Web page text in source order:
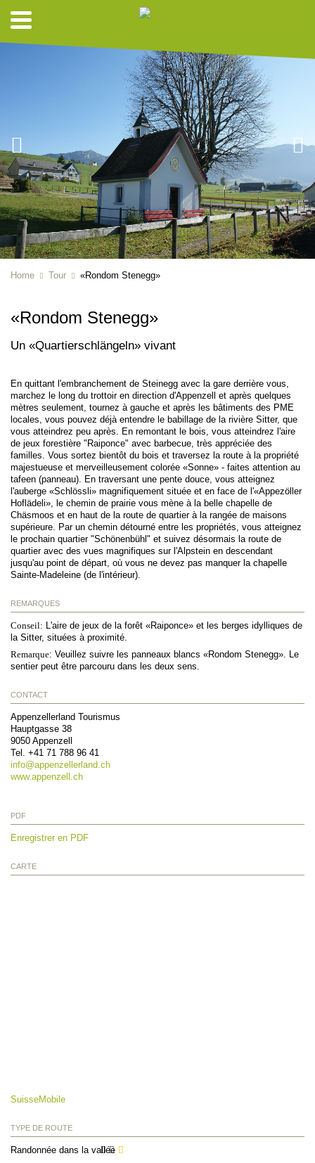
Home Tour «Rondom Stenegg»
«Rondom Stenegg»
Un «Quartierschlängeln» vivant
En quittant l'embranchement de Steinegg avec la gare derrière vous,
marchez le long du trottoir en direction d'Appenzell et après quelques
mètres seulement, tournez à gauche et après les bâtiments des PME
locales, vous pouvez déjà entendre le babillage de la rivière Sitter, que
vous atteindrez peu après. En remontant le bois, vous atteindrez l'aire
de jeux forestière "Raiponce" avec barbecue, très appréciée des
familles. Vous sortez bientôt du bois et traversez la route à la propriété
majestueuse et merveilleusement colorée «Sonne» - faites attention au
tafeen (panneau). En traversant une pente douce, vous atteignez
l'auberge «Schlössli» magnifiquement située et en face de l'«Appezöller
Hoflädeli», le chemin de prairie vous mène à la belle chapelle de
Chäsmoos et en haut de la route de quartier à la rangée de maisons
supérieure. Par un chemin détourné entre les propriétés, vous atteignez
le prochain quartier "Schönenbühl" et suivez désormais la route de
quartier avec des vues magnifiques sur l'Alpstein en descendant
jusqu'au point de départ, où vous ne devez pas manquer la chapelle
Sainte-Madeleine (de l'intérieur).
REMARQUES
Conseil: L'aire de jeux de la forêt «Raiponce» et les berges idylliques de
la Sitter, situées à proximité.
Remarque: Veuillez suivre les panneaux blancs «Rondom Stenegg». Le
sentier peut être parcouru dans les deux sens.
CONTACT
Appenzellerland Tourismus
Hauptgasse 38
9050 Appenzell
Tel. +41 71 788 96 41
info@appenzellerland.ch
www.appenzell.ch
PDF
Enregistrer en PDF
CARTE
SuisseMobile
TYPE DE ROUTE
Randonnée dans la vallée